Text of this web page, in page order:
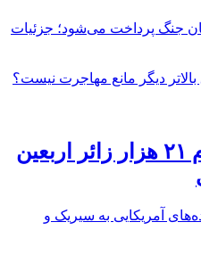
جنگ پرداخت می‌شود؛ جزئیات
دیگر مانع مهاجرت نیست؟
اینفوگرافیک؛ اعزام ۲۱ هزار زائر اربعین